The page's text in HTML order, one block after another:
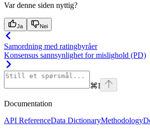
Var denne siden nyttig?
Ja Nei
Samordning med ratingbyråer
Konsensus sannsynlighet for mislighold (PD)
⌘I
Documentation
API ReferenceData DictionaryMethodology